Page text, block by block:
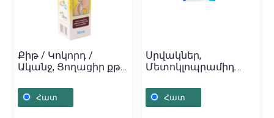
Քիթ / Կոկորդ /
Ականջ, Ցողացիր քթի
Սերբիա
Հատ
Սրվակներ,
Մետոկլոպրամիդ
Ռուսաստան
Հատ